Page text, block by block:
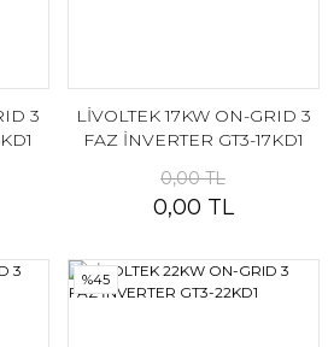
3
LİVOLTEK 17KW ON-GRID 3
FAZ İNVERTER GT3-17KD1
0,00 TL
0,00 TL
%45